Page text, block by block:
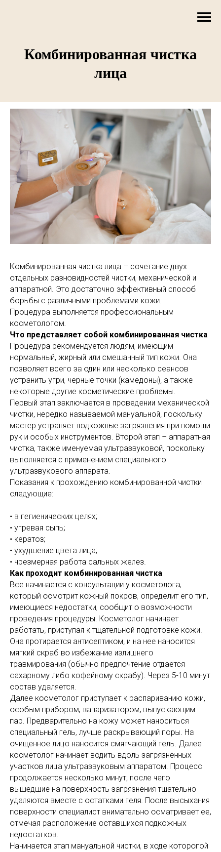
Комбинированная чистка
лица
Комбинированная чистка лица – сочетание двух
отдельных разновидностей чистки, механической и
аппаратной. Это достаточно эффективный способ
борьбы с различными проблемами кожи.
Процедура выполняется профессиональным
косметологом.
Что представляет собой комбинированная чистка
Процедура рекомендуется людям, имеющим
нормальный, жирный или смешанный тип кожи. Она
позволяет всего за один или несколько сеансов
устранить угри, черные точки (камедоны), а также
некоторые другие косметические проблемы.
Первый этап заключается в проведении механической
чистки, нередко называемой мануальной, поскольку
мастер устраняет подкожные загрязнения при помощи
рук и особых инструментов. Второй этап – аппаратная
чистка, также именуемая ультразвуковой, поскольку
выполняется с применением специального
ультразвукового аппарата.
Показания к прохождению комбинированной чистки
следующие:
• в гегиенических целях;
• угревая сыпь;
• кератоз;
• ухудшение цвета лица;
• чрезмерная работа сальных желез.
Как проходит комбинированная чистка
Все начинается с консультации у косметолога,
который осмотрит кожный покров, определит его тип,
имеющиеся недостатки, сообщит о возможности
проведения процедуры. Косметолог начинает
работать, приступая к тщательной подготовке кожи.
Она протирается антисептиком, и на нее наносится
мягкий скраб во избежание излишнего
травмирования (обычно предпочтение отдается
сахарному либо кофейному скрабу). Через 5-10 минут
состав удаляется.
Далее косметолог приступает к распариванию кожи,
особым прибором, вапаризатором, выпускающим
пар. Предварительно на кожу может наноситься
специальный гель, лучше раскрывающий поры. На
очищенное лицо наносится смягчающий гель. Далее
косметолог начинает водить вдоль загрязненных
участков лица ультразвуковым аппаратом. Процесс
продолжается несколько минут, после чего
вышедшие на поверхность загрязнения тщательно
удаляются вместе с остатками геля. После высыхания
поверхности специалист внимательно осматривает ее,
отмечая расположение оставшихся подкожных
недостатков.
Начинается этап мануальной чистки, в ходе которогой